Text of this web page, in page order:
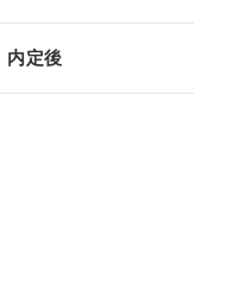
内定後